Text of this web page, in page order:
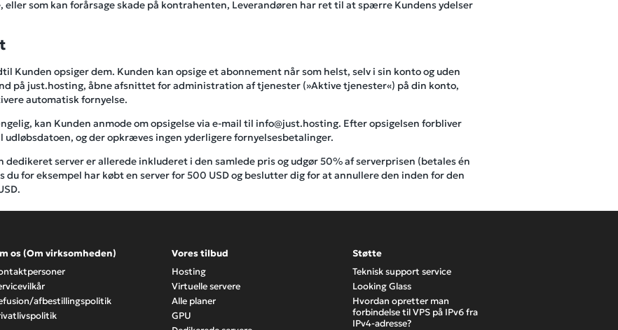
eller som kan forårsage skade på kontrahenten, Leverandøren har ret til at spærre Kundens ydelser
Kunden opsiger dem. Kunden kan opsige et abonnement når som helst, selv i sin konto og uden
på just.hosting, åbne afsnittet for administration af tjenester (»Aktive tjenester«) på din konto,
automatisk fornyelse.
kan Kunden anmode om opsigelse via e-mail til info@just.hosting. Efter opsigelsen forbliver
og der opkræves ingen yderligere fornyelsesbetalinger.
server er allerede inkluderet i den samlede pris og udgør 50% af serverprisen (betales én
du for eksempel har købt en server for 500 USD og beslutter dig for at annullere den inden for den
os (Om virksomheden)
afbestillingspolitik
Vores tilbud
Hosting
Virtuelle servere
Alle planer
GPU
Støtte
Teknisk support service
Looking Glass
Hvordan opretter man
forbindelse til VPS på IPv6 fra
IPv4-adresse?